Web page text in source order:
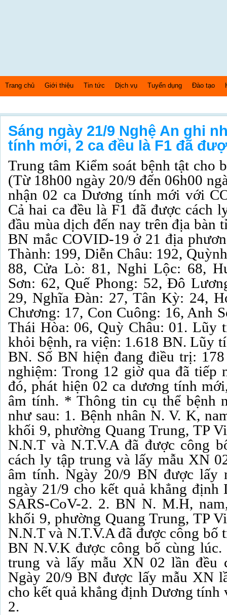
Trang chủ Giới thiệu Tin tức Dịch vụ Tuyển dụng Đào tạo
Sáng ngày 21/9 Nghệ An ghi
tính mới, 2 ca đều là F1 đã
Trung tâm Kiểm soát bệnh tật cho
(Từ 18h00 ngày 20/9 đến 06h00
nhận 02 ca Dương tính mới với
Cả hai ca đều là F1 đã được cách
đầu mùa dịch đến nay trên địa bàn
BN mắc COVID-19 ở 21 địa
Thành: 199, Diễn Châu: 192,
88, Cửa Lò: 81, Nghi Lộc: 68,
Sơn: 62, Quế Phong: 52, Đô
29, Nghĩa Đàn: 27, Tân Kỳ: 24,
Chương: 17, Con Cuông: 16, Anh
Thái Hòa: 06, Quỳ Châu: 01. Lũy
khỏi bệnh, ra viện: 1.618 BN. Lũy
BN. Số BN hiện đang điều trị:
nghiệm: Trong 12 giờ qua đã tiếp
đó, phát hiện 02 ca dương tính
âm tính. * Thông tin cụ thể bệnh
như sau: 1. Bệnh nhân N. V. K,
khối 9, phường Quang Trung, TP
N.N.T và N.T.V.A đã được công
cách ly tập trung và lấy mẫu XN
âm tính. Ngày 20/9 BN được lấy
ngày 21/9 cho kết quả khẳng
SARS-CoV-2. 2. BN N. M.H,
khối 9, phường Quang Trung, TP
N.N.T và N.T.V.A đã được công bố
BN N.V.K được công bố cùng
trung và lấy mẫu XN 02 lần đều
Ngày 20/9 BN được lấy mẫu XN
cho kết quả khẳng định Dương
2.